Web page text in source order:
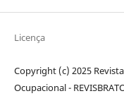
Licença
Copyright (c) 2025
Ocupacional -